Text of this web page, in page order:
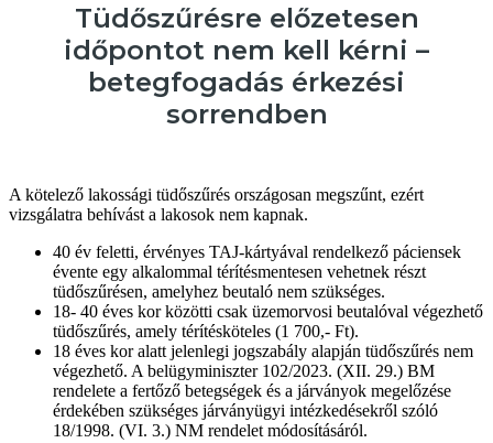
Tüdőszűrésre előzetesen
időpontot nem kell kérni –
betegfogadás érkezési
sorrendben
A kötelező lakossági tüdőszűrés országosan megszűnt, ezért
vizsgálatra behívást a lakosok nem kapnak.
40 év feletti, érvényes TAJ-kártyával rendelkező páciensek
évente egy alkalommal térítésmentesen vehetnek részt
tüdőszűrésen, amelyhez beutaló nem szükséges.
18- 40 éves kor közötti csak üzemorvosi beutalóval végezhető
tüdőszűrés, amely térítésköteles (1 700,- Ft).
18 éves kor alatt jelenlegi jogszabály alapján tüdőszűrés nem
végezhető. A belügyminiszter 102/2023. (XII. 29.) BM
rendelete a fertőző betegségek és a járványok megelőzése
érdekében szükséges járványügyi intézkedésekről szóló
18/1998. (VI. 3.) NM rendelet módosításáról.